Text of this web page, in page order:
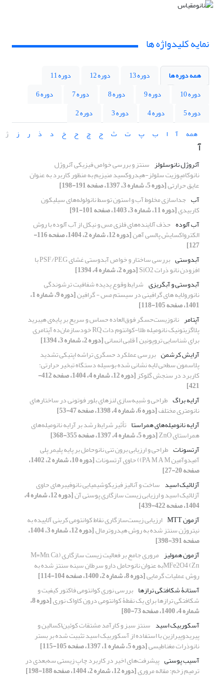
نمایه کلیدواژه ها
همه دوره ها دوره 13 دوره 12
دوره 11
دوره 10
دوره 9 دوره 8 دوره 7
دوره 6
دوره 5
دوره 4 دوره 3
دوره 2
همه
آ ا ب پ ت ث ج چ ح خ د ذ ر ز ژ
آ
آئروژل نانوسلولز سنتز و بررسی خواص فیزیکی آئروژل
نانوکامپوزیت سلولز-هیدروکسید منیزیم به منظور کاربرد به عنوان
عایق حرارتی[دوره 5، شماره 3، 1397، صفحه 191-198]
آب جداسازی مخلوط آب و استون توسط نانولوله‌های سیلیکون
کاربیدی[دوره 11، شماره 3، 1403، صفحه 101-91]
آب آلوده حذف آلاینده‌های فلزی مس و نیکل از آب آلوده با روش
الکترواکسایش پالسی آهن [دوره 12، شماره 2، 1404، صفحه 116-
127]
آبدوستی
بررسی ساختار و خواص آبدوستی غشای PSF/PEG با
افزودن نانو ذرات SiO2
[دوره 2، شماره 4، 1394]
آبدوستی و آبگریزی شرایط وقوع پدیده شفافیت ترشوندگی
نانورولایه های گرافینی در سیستم مس - گرافین [دوره 9، شماره 1،
1401، صفحه 105-118]
آپتامر نانوزیست‌حسگر فوق‌العاده حساس و سریع بر پایه‌ی هیبرید
پلاگزیتونیک نانومیله طلا-کوانتوم دات RQ خودسازمان‌ده آپتامری
برای شناسایی تروپونین I قلبی انسانی
[دوره 2، شماره 3، 1394]
آرایش کرشمن بررسی عملکرد حسگری تراشه اپتیکی تشدید
پلاسمون سطحی لایه ‎نشانی شده بوسیله دستگاه تبخیر حرارتی:
کاربرد در سنجش گلوکز [دوره 12، شماره 4، 1404، صفحه 412-
421]
آرایه براگ طراحی و شبیه‌سازی لنزهای بلور فوتونی در ساختارهای
نانومتری مختلف[دوره 6، شماره 4، 1398، صفحه 47-53]
آرایه نانومیله‌های همراستا تأثیر شرایط رشد بر آرایه نانومیله‌های
همراستای ZnO
[دوره 5، شماره 4، 1397، صفحه 355-368]
آرتسونات طراحی و ارزیابی برون تنی نانوحامل بر پایه پلیمر پلی
آمیدوآمین PA M A M)) حاوی آرتسونات [دوره 10، شماره 2، 1402،
صفحه 20-27]
آزلائیک اسید ساخت و آنالیز فیزیکوشیمیایی نانوفیبرهای حاوی
آزلائیک اسید و ارزیابی زیست سازگاری پوستی آن [دوره 12، شماره 4،
1404، صفحه 422-439]
آزمون MTT
ارزیابی زیست‌سازگاری نقاط کوانتومی کربنی آلاییده به
نیتروژن سنتز شده به روش هیدروترمال [دوره 12، شماره 3، 1404،
صفحه 391-398]
آزمون همولیز
مروری جامع بر فعالیت زیست سازگاری (M=Mn, Ca,
Zn) MFe2O4به عنوان نانوحامل دارو سرطان سینه سنتز شده به
روش عملیات گرمایی[دوره 8، شماره 2، 1400، صفحه 104-114]
آستانۀ شکافتگی ترازها بررسی نوری کوانتومی فاکتور کیفیت و
شکافتگی ترازها برای یک نقطۀ کوانتومی درون کاواک نوری [دوره 8،
شماره 4، 1400، صفحه 73-80]
آسکوربیک اسید سنتز سبز و کارآمد مشتقات کوئین‌اکسالین و
پیریدوپیرازین با استفاده از آسکوربیک اسید تثبیت شده بر بستر
نانوذرات مغناطیسی[دوره 5، شماره 1، 1397، صفحه 105-115]
آسیب پوستی پیشرفت‌های اخیر در کاربرد چاپ زیستی سه‌بعدی در
ترمیم زخم: مقاله مروری[دوره 12، شماره 2، 1404، صفحه 188-198]